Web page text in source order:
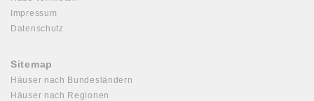
Impressum
Datenschutz
Sitemap
Häuser nach Bundesländern
Häuser nach Regionen